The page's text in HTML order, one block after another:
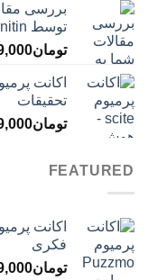
توسط turnitin - بررسی میزان هوش مصنوعی مقاله
تومان
تحقیقات
تومان
FEATURED
فکری
تومان